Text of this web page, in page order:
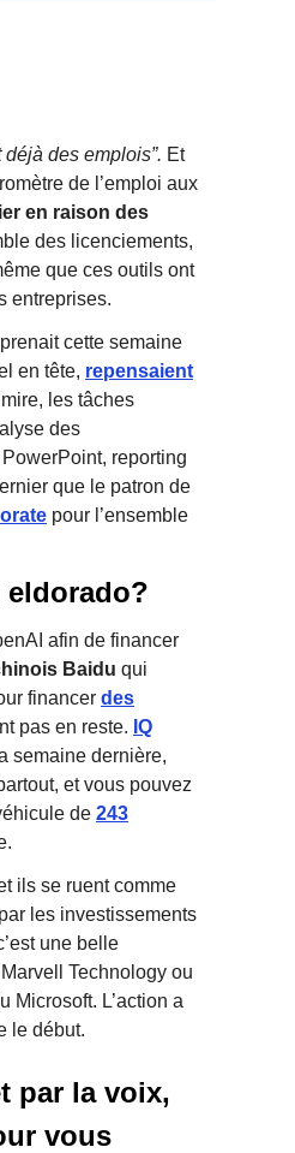
déjà des emplois”. Et
de l’emploi aux
en raison des
des licenciements,
que ces outils ont
entreprises.
cette semaine
en tête, repensaient
les tâches
des
reporting
que le patron de
pour l’ensemble
eldorado?
afin de financer
Baidu qui
financer des
pas en reste. IQ
semaine dernière,
et vous pouvez
de 243
ils se ruent comme
les investissements
une belle
Technology ou
Microsoft. L’action a
le début.
par la voix,
vous